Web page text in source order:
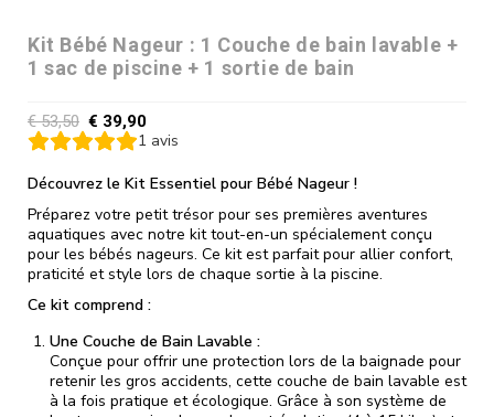
Kit Bébé Nageur : 1 Couche de bain lavable +
1 sac de piscine + 1 sortie de bain
€53,50 € 39,90
1 avis
Découvrez le Kit Essentiel pour Bébé Nageur !
Préparez votre petit trésor pour ses premières aventures
aquatiques avec notre kit tout-en-un spécialement conçu
pour les bébés nageurs. Ce kit est parfait pour allier confort,
praticité et style lors de chaque sortie à la piscine.
Ce kit comprend :
Une Couche de Bain Lavable :
Conçue pour offrir une protection lors de la baignade pour
retenir les gros accidents, cette couche de bain lavable est
à la fois pratique et écologique. Grâce à son système de